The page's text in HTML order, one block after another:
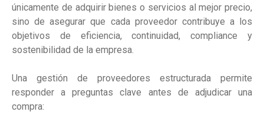
únicamente de adquirir bienes o servicios al mejor precio,
sino de asegurar que cada proveedor contribuye a los
objetivos de eficiencia, continuidad, compliance y
sostenibilidad de la empresa.
Una gestión de proveedores estructurada permite
responder a preguntas clave antes de adjudicar una
compra: